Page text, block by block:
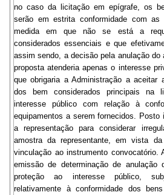
no caso da licitação em epígrafe, os
serão em estrita conformidade com
medida em que não se está a
considerados essenciais e que
assim sendo, a decisão pela anulação
proposta atenderia apenas o interesse
que obrigaria a Administração a aceitar
dos bem considerados principais na
interesse público com relação à
equipamentos a serem fornecidos. Posto
a representação para considerar
amostra da representante, em vista
vinculação ao instrumento convocatório.
emissão de determinação de anulação
proteção ao interesse público,
relativamente à conformidade dos